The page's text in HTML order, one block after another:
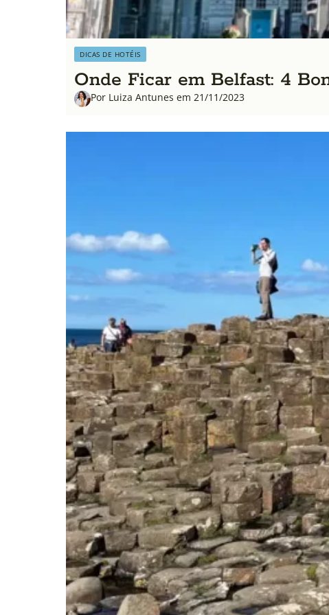
DICAS DE HOTÉIS
Onde Ficar em Belfast: 4
Por Luiza Antunes em 21/11/2023